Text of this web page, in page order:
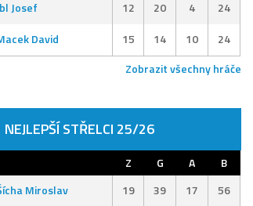
Josef 12 20 4
24
David 15 14 10
24
Zobrazit všechny hráče
NEJLEPŠÍ STŘELCI 25/26
Z G A
B
Miroslav 19 39 17
56